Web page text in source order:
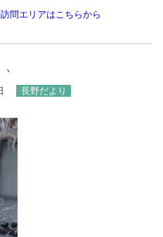
問エリアはこちらから
長野だより